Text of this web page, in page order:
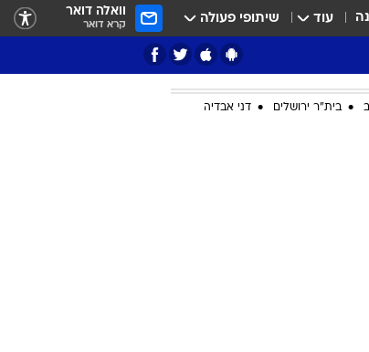
עוד שיתופי פעולה וואלה דואר
קרא דואר
בית"ר ירושלים דני אבדיה